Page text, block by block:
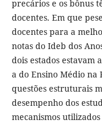
precários e os bônus
docentes. Em que
docentes para a
notas do Ideb dos
dois estados estavam
a do Ensino Médio na
questões estruturais
desempenho dos
mecanismos